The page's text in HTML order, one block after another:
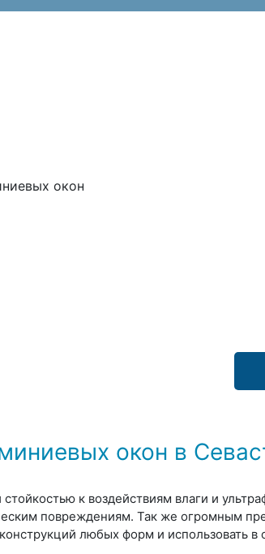
окон
окон в
к воздействиям влаги и
повреждениям. Так же огромным
любых форм и использовать в